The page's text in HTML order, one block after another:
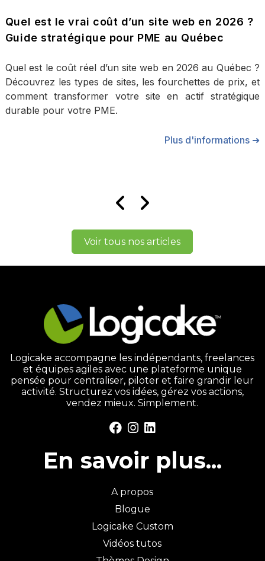
Quel est le vrai coût d’un site web en 2026 ?
Guide stratégique pour PME au Québec
Quel est le coût réel d’un site web en 2026 au Québec ?
Découvrez les types de sites, les fourchettes de prix, et
comment transformer votre site en actif stratégique
durable pour votre PME.
Plus d'informations ➜
Voir tous nos articles
Logicake accompagne les indépendants, freelances
et équipes agiles avec une plateforme unique
pensée pour centraliser, piloter et faire grandir leur
activité. Structurez vos idées, gérez vos actions,
vendez mieux. Simplement.
En savoir plus...
A propos
Blogue
Logicake Custom
Vidéos tutos